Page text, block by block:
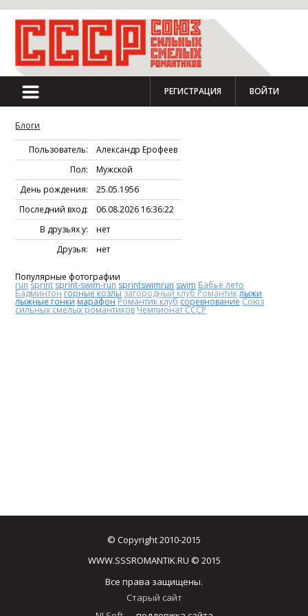
РЕГИСТРАЦИЯ ВОЙТИ
Блоги
Пользователь:
Александр Ерофеев
Пол:
Мужской
День рождения:
25.05.1956
Последний вход:
06.08.2026 16:36:22
В друзьях у:
нет
Друзья:
нет
Популярные фотографии
run sprint sprint-swim-run sprintswimrun swim Бабье лето
Бадминтонгорные козлы загородный клуб Романтиклыжи
лыжные гонки марафонРомантик клубсоревнованиеСоюз
сильных смелых романтиковЧемпионат СССР
© Copyright 2010-2015
WWW.SSSROMANTIK.RU © 2015
Все права защищены.
Старый сайт